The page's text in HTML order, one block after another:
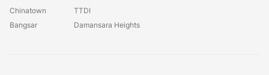
Chinatown
Bangsar
TTDI
Damansara Heights